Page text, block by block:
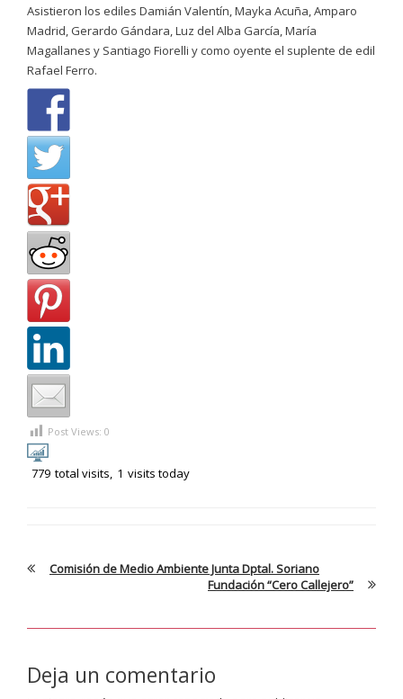
Asistieron los ediles Damián Valentín, Mayka Acuña, Amparo
Madrid, Gerardo Gándara, Luz del Alba García, María
Magallanes y Santiago Fiorelli y como oyente el suplente de edil
Rafael Ferro.
Post Views: 0
779 total visits, 1 visits today
Comisión de Medio Ambiente Junta Dptal. Soriano
Fundación “Cero Callejero”
Deja un comentario